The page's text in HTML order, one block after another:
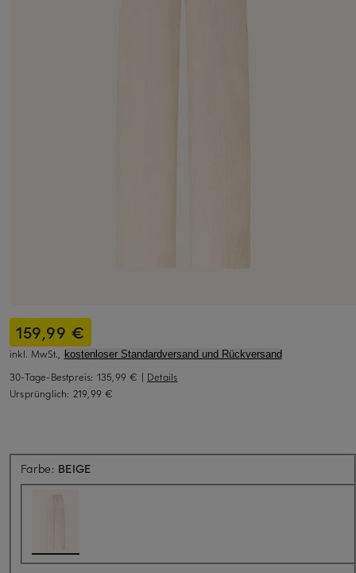
159,99 €
inkl. MwSt., kostenloser Standardversand und Rückversand
30-Tage-Bestpreis: 135,99 € | Details
Ursprünglich: 219,99 €
Farbe: BEIGE